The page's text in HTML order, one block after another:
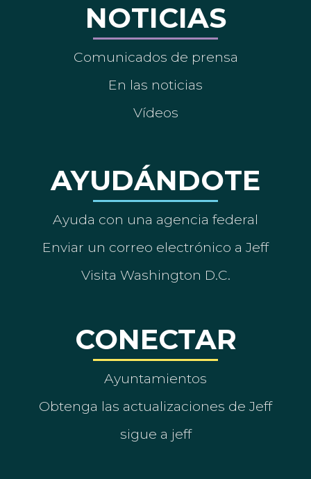
NOTICIAS
Comunicados de prensa
En las noticias
Vídeos
AYUDÁNDOTE
Ayuda con una agencia federal
Enviar un correo electrónico a Jeff
Visita Washington D.C.
CONECTAR
Ayuntamientos
Obtenga las actualizaciones de Jeff
sigue a jeff